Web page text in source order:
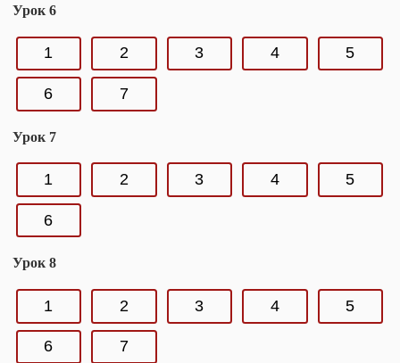
Урок 6
1 2 3 4 5
6 7
Урок 7
1 2 3 4 5
6
Урок 8
1 2 3 4 5
6 7